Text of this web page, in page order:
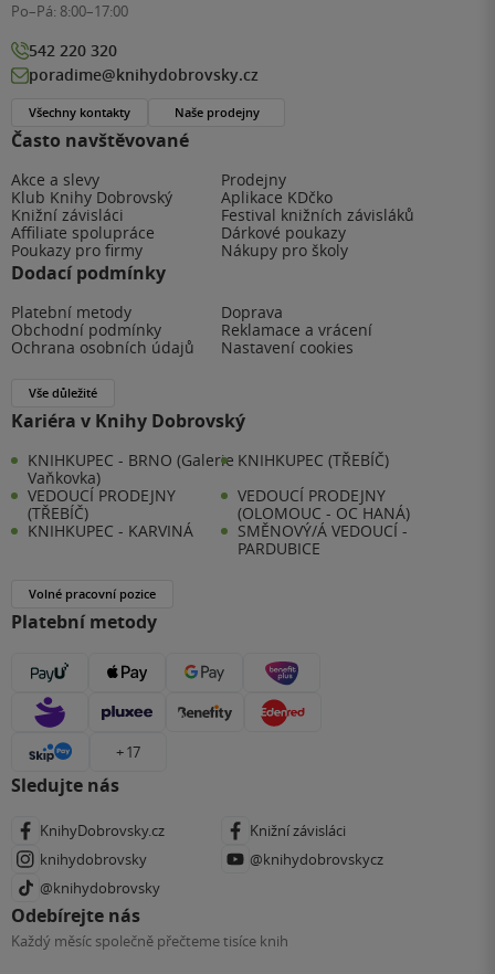
Často navštěvované
Akce a slevy
Prodejny
Klub Knihy Dobrovský
Aplikace KDčko
Knižní závisláci
Festival knižních závisláků
Affiliate spolupráce
Dárkové poukazy
Poukazy pro firmy
Nákupy pro školy
Dodací podmínky
Platební metody
Doprava
Obchodní podmínky
Reklamace a vrácení
Ochrana osobních údajů
Nastavení cookies
Vše důležité
Kariéra v Knihy Dobrovský
KNIHKUPEC - BRNO (Galerie
Vaňkovka)
KNIHKUPEC (TŘEBÍČ)
VEDOUCÍ PRODEJNY
(TŘEBÍČ)
VEDOUCÍ PRODEJNY
(OLOMOUC - OC HANÁ)
KNIHKUPEC - KARVINÁ
SMĚNOVÝ/Á VEDOUCÍ -
PARDUBICE
Volné pracovní pozice
Platební metody
+ 17
Sledujte nás
KnihyDobrovsky.cz
Knižní závisláci
knihydobrovsky
@knihydobrovskycz
@knihydobrovsky
Odebírejte nás
Každý měsíc společně přečteme tisíce knih
Po–Pá: 8:00–17:00
542 220 320
poradime@knihydobrovsky.cz
Všechny kontakty Naše prodejny